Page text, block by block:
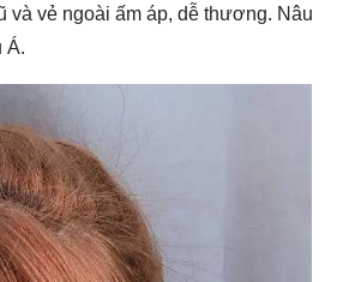
và vẻ ngoài ấm áp, dễ thương. Nâu
Á.